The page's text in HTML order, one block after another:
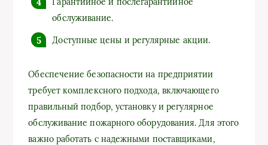
обслуживание.
Доступные цены и регулярные акции.
Обеспечение безопасности на предприятии
требует комплексного подхода, включающего
правильный подбор, установку и регулярное
обслуживание пожарного оборудования. Для этого
важно работать с надежными поставщиками,